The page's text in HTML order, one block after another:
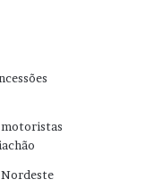
motoristas